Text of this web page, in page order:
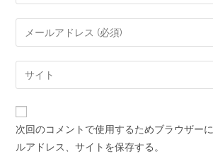
次回のコメントで使用するためブラウザー
ルアドレス、サイトを保存する。